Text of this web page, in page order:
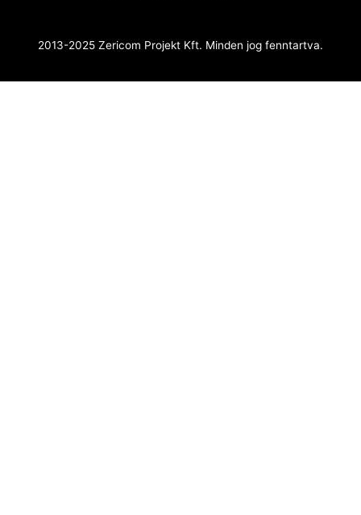
2013-2025 Zericom Projekt Kft. Minden jog fenntartva.